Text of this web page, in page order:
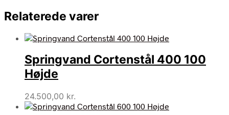
Relaterede varer
Springvand Cortenstål 400 100
Højde
24.500,00 kr.